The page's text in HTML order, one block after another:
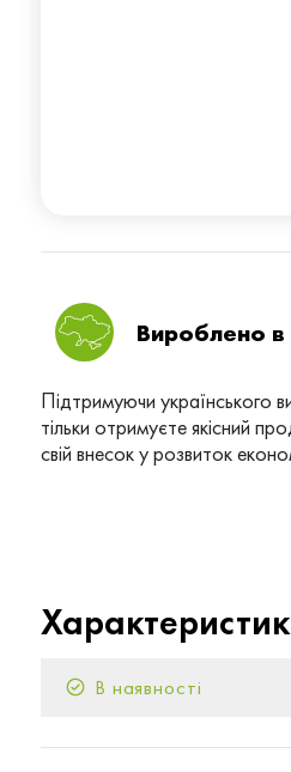
Вироблено в
Підтримуючи українського
тільки отримуєте якісний
свій внесок у розвиток
В наявності